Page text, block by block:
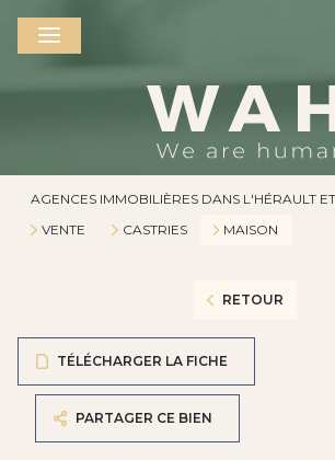
AGENCES IMMOBILIÈRES DANS L'HÉRAULT
VENTE
CASTRIES MAISON
RETOUR
TÉLÉCHARGER LA FICHE
PARTAGER CE BIEN